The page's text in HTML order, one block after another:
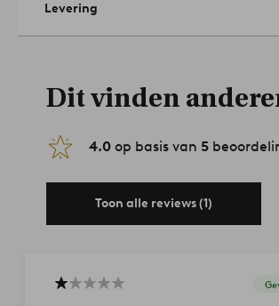
Levering
Dit vinden
4.0 op basis van 5
Toon alle reviews (1)